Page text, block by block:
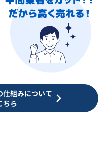
仕組みについて
ちら